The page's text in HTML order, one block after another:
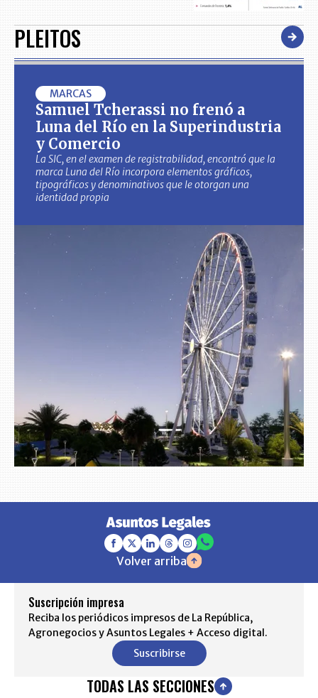
PLEITOS
MARCAS
Samuel Tcherassi no frenó a
Luna del Río en la Superindustria
y Comercio
La SIC, en el examen de registrabilidad, encontró que la
marca Luna del Río incorpora elementos gráficos,
tipográficos y denominativos que le otorgan una
identidad propia
Volver arriba
Suscripción impresa
Reciba los periódicos impresos de La República,
Agronegocios y Asuntos Legales + Acceso digital.
Suscribirse
TODAS LAS SECCIONES